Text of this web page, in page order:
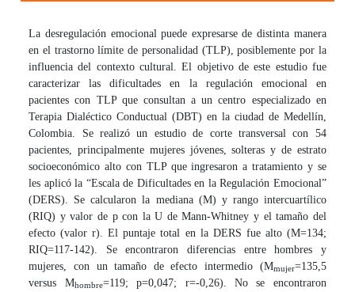
La desregulación emocional puede expresarse de distinta manera
en el trastorno límite de personalidad (TLP), posiblemente por la
influencia del contexto cultural. El objetivo de este estudio fue
caracterizar las dificultades en la regulación emocional en
pacientes con TLP que consultan a un centro especializado en
Terapia Dialéctico Conductual (DBT) en la ciudad de Medellín,
Colombia. Se realizó un estudio de corte transversal con 54
pacientes, principalmente mujeres jóvenes, solteras y de estrato
socioeconómico alto con TLP que ingresaron a tratamiento y se
les aplicó la “Escala de Dificultades en la Regulación Emocional”
(DERS). Se calcularon la mediana (M) y rango intercuartílico
(RIQ) y valor de p con la U de Mann-Whitney y el tamaño del
efecto (valor r). El puntaje total en la DERS fue alto (M=134;
RIQ=117-142). Se encontraron diferencias entre hombres y
mujeres, con un tamaño de efecto intermedio (Mmujer=135,5
versus Mhombre=119; p=0,047; r=-0,26). No se encontraron